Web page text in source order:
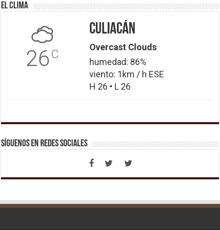
El Clima
26C
Culiacán
Overcast Clouds
humedad: 86%
viento: 1km / h ESE
H 26 • L 26
Síguenos en Redes Sociales